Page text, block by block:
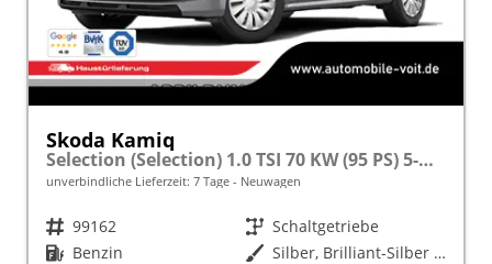
Skoda Kamiq
Selection (Selection) 1.0 TSI 70 KW (95 PS) 5-Gang Schaltgetriebe
unverbindliche Lieferzeit: 7 Tage Neuwagen
Fahrzeugnr. 99162 Getriebe Schaltgetriebe
Kraftstoff Benzin Außenfarbe
Silber, Brilliant-Silber Metallic (8E)